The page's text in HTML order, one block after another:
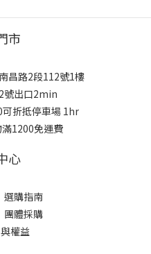
市
昌路2段112號1樓
號出口2min
折抵停車場 1hr
1200免運費
心
選購指南
團體採購
權益